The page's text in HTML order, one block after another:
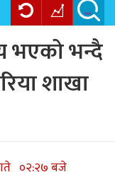
भएको भन्दै
शाखा
०२:२७ बजे